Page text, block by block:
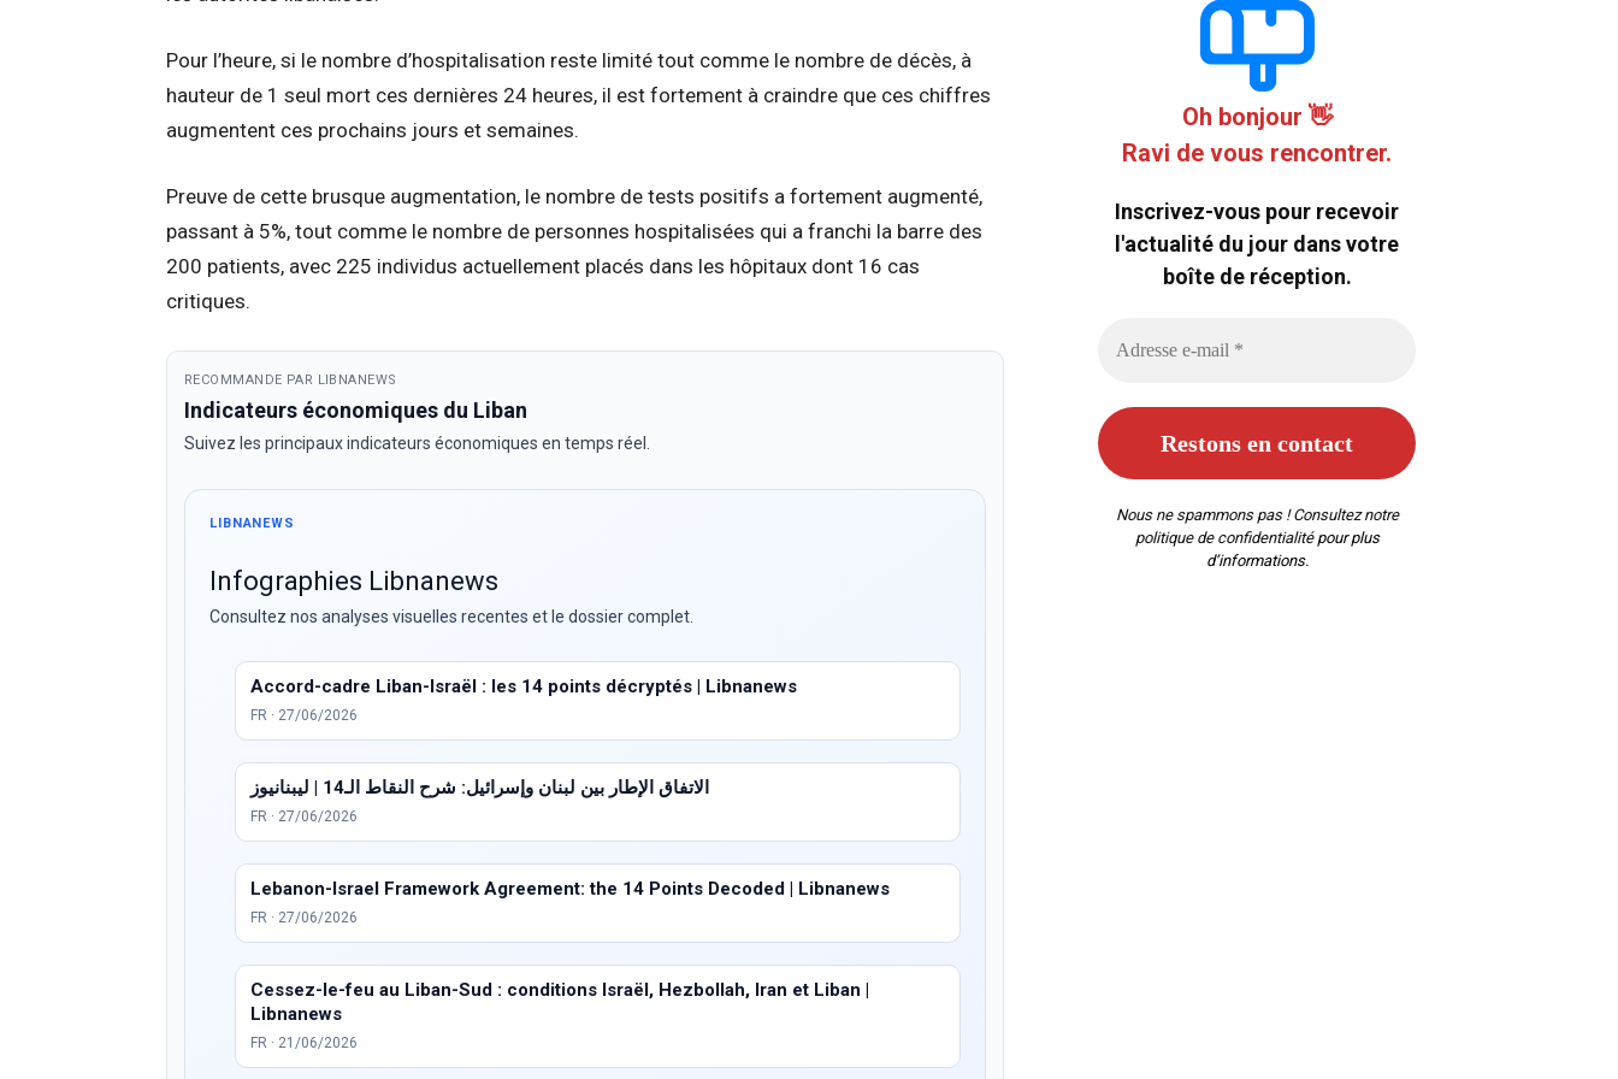
Pour l’heure, si le nombre d’hospitalisation reste limité tout comme le nombre de décès, à
hauteur de 1 seul mort ces dernières 24 heures, il est fortement à craindre que ces chiffres
augmentent ces prochains jours et semaines.
Preuve de cette brusque augmentation, le nombre de tests positifs a fortement augmenté,
passant à 5%, tout comme le nombre de personnes hospitalisées qui a franchi la barre des
200 patients, avec 225 individus actuellement placés dans les hôpitaux dont 16 cas
critiques.
RECOMMANDE PAR LIBNANEWS
Indicateurs économiques du Liban
Suivez les principaux indicateurs économiques en temps réel.
LIBNANEWS
Infographies Libnanews
Consultez nos analyses visuelles recentes et le dossier complet.
Accord-cadre Liban-Israël : les 14 points décryptés | Libnanews
FR · 27/06/2026
الاتفاق الإطار بين لبنان وإسرائيل: شرح النقاط الـ14 | ليبنانيوز
FR · 27/06/2026
Lebanon-Israel Framework Agreement: the 14 Points Decoded | Libnanews
FR · 27/06/2026
Cessez-le-feu au Liban-Sud : conditions Israël, Hezbollah, Iran et Liban |
Libnanews
FR · 21/06/2026
Oh bonjour 👋
Ravi de vous rencontrer.
Inscrivez-vous pour recevoir
l'actualité du jour dans votre
boîte de réception.
Nous ne spammons pas ! Consultez notre
politique de confidentialitépour plus
d’informations.